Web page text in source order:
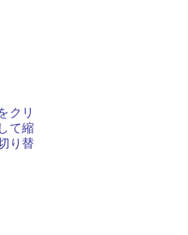
クリ
て縮
り替